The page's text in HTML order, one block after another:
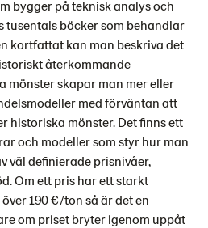
bygger på teknisk analys och
tusentals böcker som behandlar
kortfattat kan man beskriva det
återkommande
mönster skapar man mer eller
med förväntan att
historiska mönster. Det finns ett
och modeller som styr hur man
väl definierade prisnivåer,
Om ett pris har ett starkt
190 €/ton så är det en
om priset bryter igenom uppåt